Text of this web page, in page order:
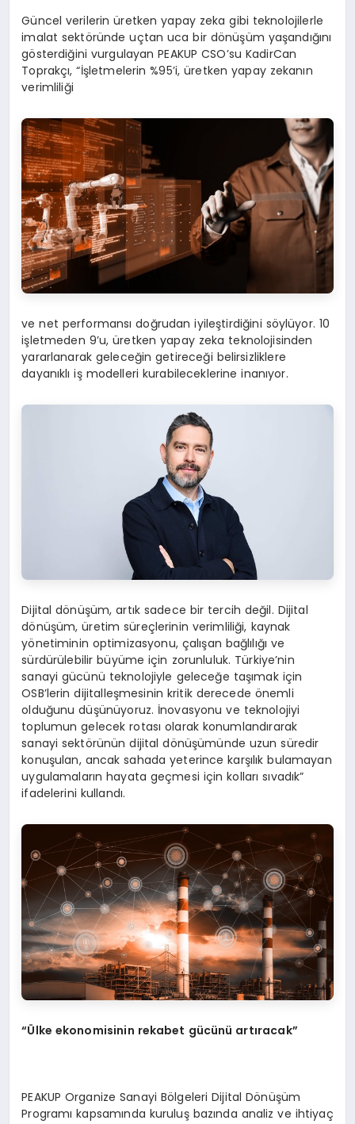
Güncel verilerin üretken yapay zeka gibi teknolojilerle
imalat sektöründe uçtan uca bir dönüşüm yaşandığını
gösterdiğini vurgulayan PEAKUP CSO’su KadirCan
Toprakçı, “İşletmelerin %95’i, üretken yapay zekanın
verimliliği
ve net performansı doğrudan iyileştirdiğini söylüyor. 10
işletmeden 9’u, üretken yapay zeka teknolojisinden
yararlanarak geleceğin getireceği belirsizliklere
dayanıklı iş modelleri kurabileceklerine inanıyor.
Dijital dönüşüm, artık sadece bir tercih değil. Dijital
dönüşüm, üretim süreçlerinin verimliliği, kaynak
yönetiminin optimizasyonu, çalışan bağlılığı ve
sürdürülebilir büyüme için zorunluluk. Türkiye’nin
sanayi gücünü teknolojiyle geleceğe taşımak için
OSB’lerin dijitalleşmesinin kritik derecede önemli
olduğunu düşünüyoruz. İnovasyonu ve teknolojiyi
toplumun gelecek rotası olarak konumlandırarak
sanayi sektörünün dijital dönüşümünde uzun süredir
konuşulan, ancak sahada yeterince karşılık bulamayan
uygulamaların hayata geçmesi için kolları sıvadık”
ifadelerini kullandı.
“Ülke ekonomisinin rekabet gücünü artıracak”
PEAKUP Organize Sanayi Bölgeleri Dijital Dönüşüm
Programı kapsamında kuruluş bazında analiz ve ihtiyaç